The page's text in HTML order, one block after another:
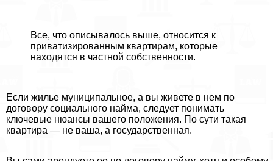
Все, что описывалось выше, относится к
приватизированным квартирам, которые
находятся в частной собственности.
Если жилье муниципальное, а вы живете в нем по
договору социального найма, следует понимать
ключевые нюансы вашего положения. По сути такая
квартира — не ваша, а государственная.